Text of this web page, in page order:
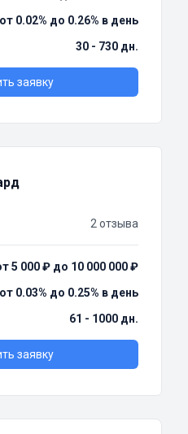
от 0.02% до 0.26% в день
30 - 730 дн.
заявку
2 отзыва
5 000 ₽ до 10 000 000 ₽
от 0.03% до 0.25% в день
61 - 1000 дн.
заявку